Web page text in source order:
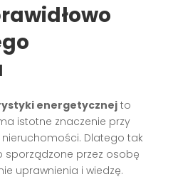
energetycznej to
istotne znaczenie przy
Dlatego tak
sporządzone przez osobę
uprawnienia i wiedzę.